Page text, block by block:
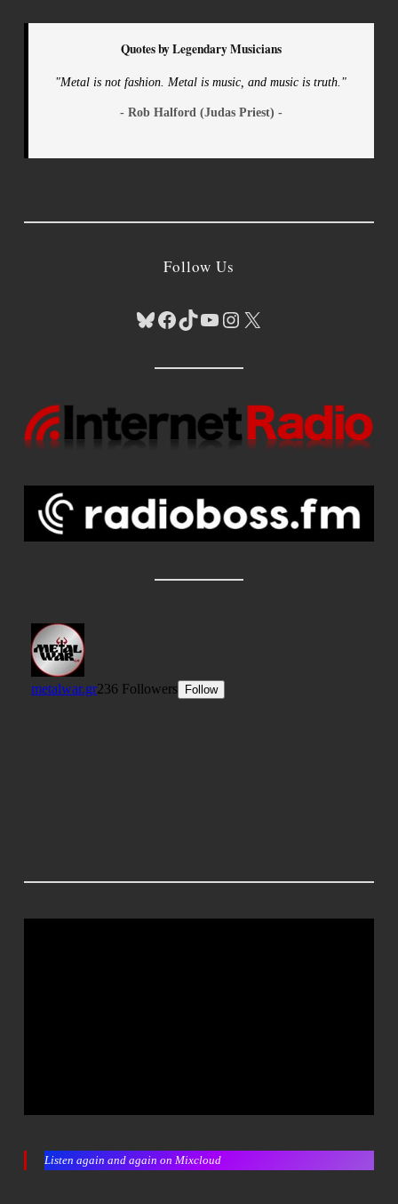
Quotes by Legendary Musicians
"Metal is not fashion. Metal is music, and music is truth."
- Rob Halford (Judas Priest) -
Follow Us
Listen again and again on Mixcloud